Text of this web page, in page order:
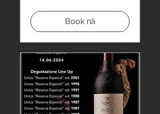
Book nå